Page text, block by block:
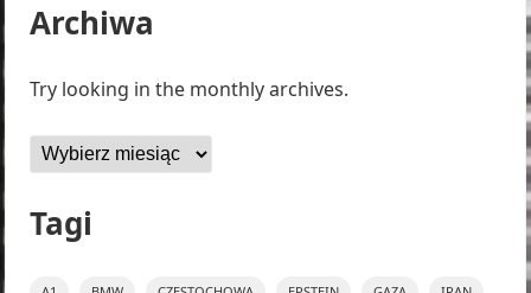
Archiwa
Try looking in the monthly archives.
Archiwa
Tagi